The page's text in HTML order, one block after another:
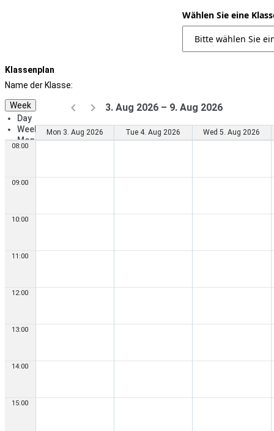
Wählen Sie eine
Klassenplan
Name der Klasse:
3. Aug 2026 – 9. Aug 2026
Week
Day
Week
Month
Mon 3. Aug 2026 Tue 4. Aug 2026 Wed 5. Aug 2026
08:00
09:00
10:00
11:00
12:00
13:00
14:00
15:00